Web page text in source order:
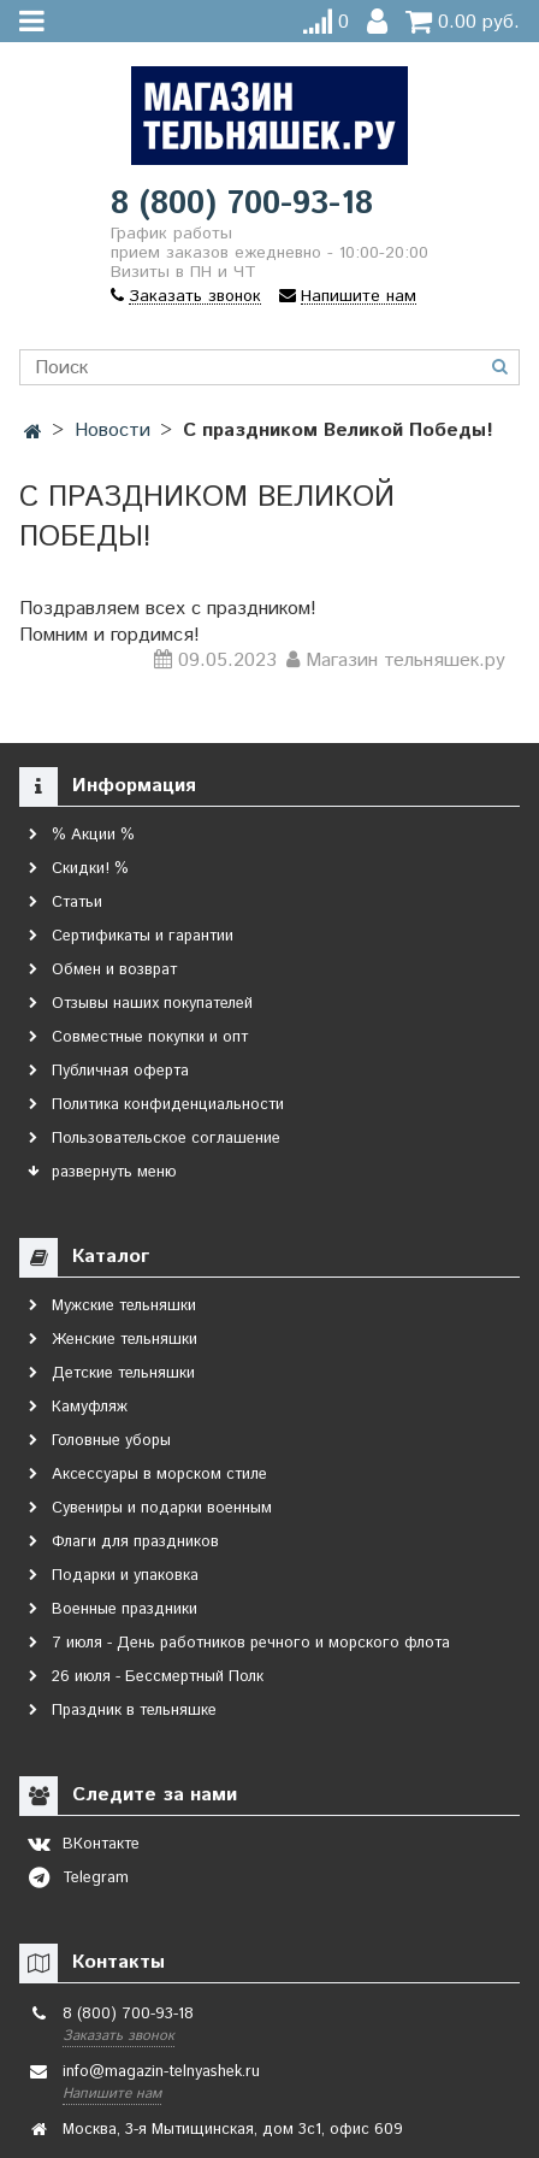
0 0.00 руб.
8 (800) 700-93-18
График работы
прием заказов ежедневно - 10:00-20:00
Визиты в ПН и ЧТ
Заказать звонок
Напишите нам
Новости С праздником Великой Победы!
С ПРАЗДНИКОМ ВЕЛИКОЙ
ПОБЕДЫ!
Поздравляем всех с праздником!
Помним и гордимся!
09.05.2023
Магазин тельняшек.ру
Информация
% Акции %
Скидки! %
Статьи
Сертификаты и гарантии
Обмен и возврат
Отзывы наших покупателей
Совместные покупки и опт
Публичная оферта
Политика конфиденциальности
Пользовательское соглашение
развернуть меню
Каталог
Мужские тельняшки
Женские тельняшки
Детские тельняшки
Камуфляж
Головные уборы
Аксессуары в морском стиле
Сувениры и подарки военным
Флаги для праздников
Подарки и упаковка
Военные праздники
7 июля - День работников речного и морского флота
26 июля - Бессмертный Полк
Праздник в тельняшке
Следите за нами
ВКонтакте
Telegram
Контакты
8 (800) 700-93-18
Заказать звонок
info@magazin-telnyashek.ru
Напишите нам
Москва, 3-я Мытищинская, дом 3с1, офис 609